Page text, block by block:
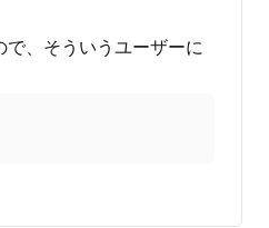
、そういうユーザーに